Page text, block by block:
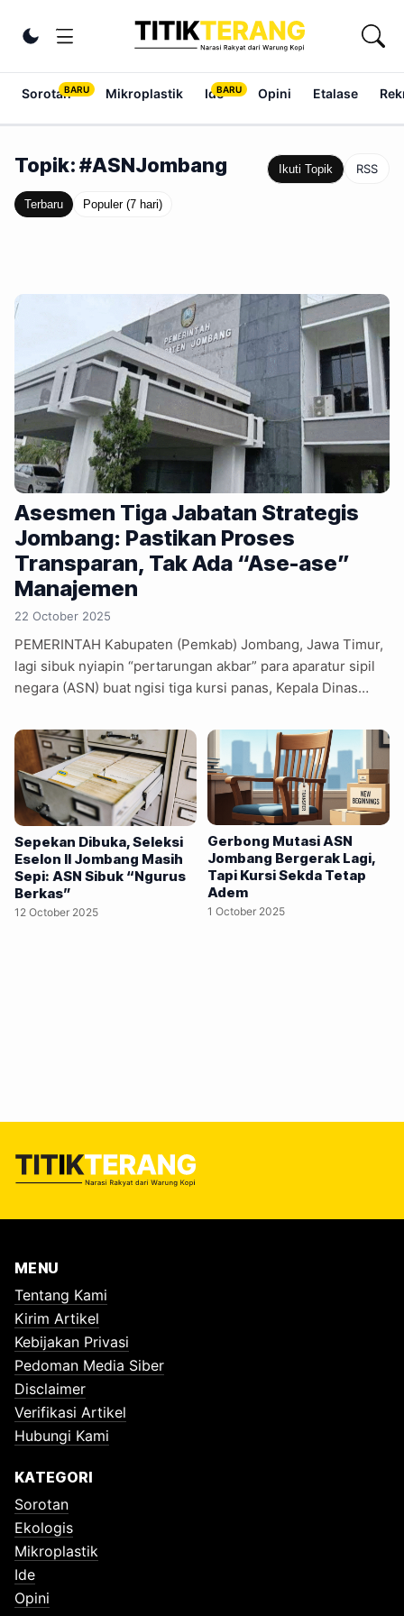
Ubah tema
Sorotan Mikroplastik Ide Opini Etalase
Topik: #ASNJombang Ikuti Topik RSS
Terbaru Populer (7 hari)
Asesmen Tiga Jabatan Strategis
Jombang: Pastikan Proses
Transparan, Tak Ada “Ase-ase”
Manajemen
22 October 2025
PEMERINTAH Kabupaten (Pemkab) Jombang, Jawa Timur,
lagi sibuk nyiapin “pertarungan akbar” para aparatur sipil
negara (ASN) buat ngisi tiga kursi panas, Kepala Dinas
Bidang Pemerintahan, Kesejahteraan Rakyat, Hukum, dan
Politik. Tahapan asesmen dijadwalkan Senin, 27 Oktober
2025. Tapi ini jelas bukan ujian CPNS biasa, lho. Lebih
mirip “Piala Dunia ASN Jombang” , bedanya, yang
bertarung bukan untuk masuk, tapi untuk naik kasta ke
level Eselon II alias Jabatan Pimpinan Tinggi Pratama
(JPTP). Pengumuman hasil seleksi administrasi sendiri
sudah resmi keluar lewat Surat Panitia Seleksi Nomor
6/PANSEL.JPTP/JBG/X/2025 yang diterbitkan 20 Oktober
Sepekan Dibuka, Seleksi
Eselon II Jombang Masih
Sepi: ASN Sibuk “Ngurus
Berkas”
12 October 2025
Gerbong Mutasi ASN
Jombang Bergerak Lagi,
Tapi Kursi Sekda Tetap
Adem
1 October 2025
MENU
Tentang Kami
Kirim Artikel
Kebijakan Privasi
Pedoman Media Siber
Disclaimer
Verifikasi Artikel
Hubungi Kami
KATEGORI
Sorotan
Ekologis
Mikroplastik
Ide
Opini